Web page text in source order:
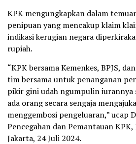
KPK mengungkapkan dalam
penipuan yang mencakup klaim
indikasi kerugian negara
rupiah.
“KPK bersama Kemenkes, BPJS,
tim bersama untuk penanganan
pikir gini udah ngumpulin iurannya
ada orang secara sengaja
menggembosi pengeluaran,” ucap
Pencegahan dan Pemantauan
Jakarta, 24 Juli 2024.